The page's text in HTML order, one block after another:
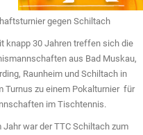
gegen Schiltach
knapp 30 Jahren treffen sich die
aus Bad Muskau,
Raunheim und Schiltach in
Turnus zu einem Pokalturnier für
im Tischtennis.
Jahr war der TTC Schiltach zum